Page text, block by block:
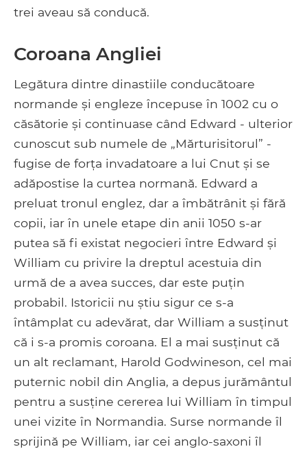
trei aveau să conducă.
Coroana Angliei
Legătura dintre dinastiile conducătoare
normande și engleze începuse în 1002 cu o
căsătorie și continuase când Edward - ulterior
cunoscut sub numele de „Mărturisitorul” -
fugise de forța invadatoare a lui Cnut și se
adăpostise la curtea normană. Edward a
preluat tronul englez, dar a îmbătrânit și fără
copii, iar în unele etape din anii 1050 s-ar
putea să fi existat negocieri între Edward și
William cu privire la dreptul acestuia din
urmă de a avea succes, dar este puțin
probabil. Istoricii nu știu sigur ce s-a
întâmplat cu adevărat, dar William a susținut
că i s-a promis coroana. El a mai susținut că
un alt reclamant, Harold Godwineson, cel mai
puternic nobil din Anglia, a depus jurământul
pentru a susține cererea lui William în timpul
unei vizite în Normandia. Surse normande îl
sprijină pe William, iar cei anglo-saxoni îl